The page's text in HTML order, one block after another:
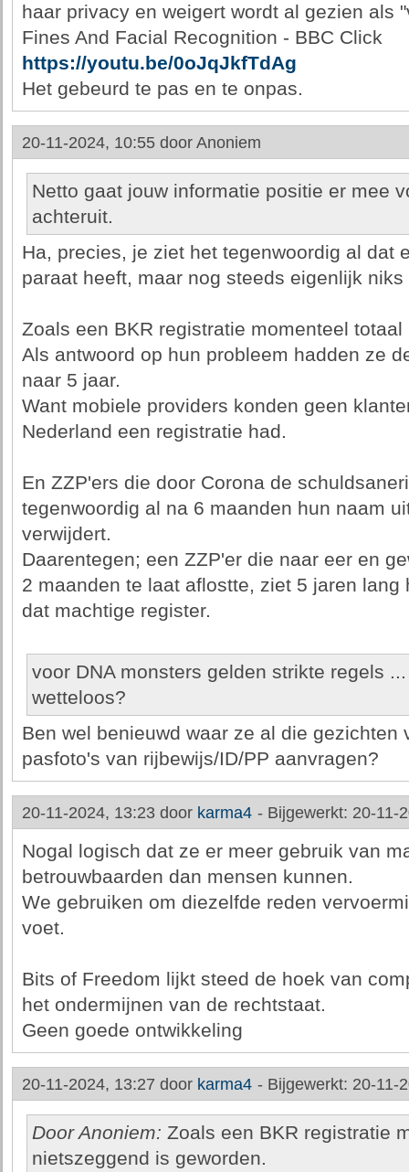
haar privacy en weigert wordt al gezien als
Fines And Facial Recognition - BBC Click
https://youtu.be/0oJqJkfTdAg
Het gebeurd te pas en te onpas.
20-11-2024, 10:55 door Anoniem
Netto gaat jouw informatie positie er mee
achteruit.
Ha, precies, je ziet het tegenwoordig al dat
paraat heeft, maar nog steeds eigenlijk niks
Zoals een BKR registratie momenteel
Als antwoord op hun probleem hadden ze
naar 5 jaar.
Want mobiele providers konden geen
Nederland een registratie had.
En ZZP'ers die door Corona de
tegenwoordig al na 6 maanden hun naam
verwijdert.
Daarentegen; een ZZP'er die naar eer en
2 maanden te laat aflostte, ziet 5 jaren
dat machtige register.
voor DNA monsters gelden strikte regels
wetteloos?
Ben wel benieuwd waar ze al die gezichten
pasfoto's van rijbewijs/ID/PP aanvragen?
20-11-2024, 13:23 door karma4 - Bijgewerkt: 20-11-
Nogal logisch dat ze er meer gebruik van
betrouwbaarden dan mensen kunnen.
We gebruiken om diezelfde reden
voet.
Bits of Freedom lijkt steed de hoek van
het ondermijnen van de rechtstaat.
Geen goede ontwikkeling
20-11-2024, 13:27 door karma4 - Bijgewerkt: 20-11-
Door Anoniem: Zoals een BKR registratie
nietszeggend is geworden.